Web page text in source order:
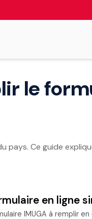
le
pays. Ce guide
en ligne
IMUGA à remplir